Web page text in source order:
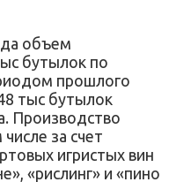
объем
бутылок по
прошлого
тыс бутылок
Производство
за счет
игристых вин
«рислинг» и «пино